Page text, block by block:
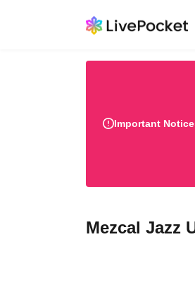
Important
Mezcal Jazz